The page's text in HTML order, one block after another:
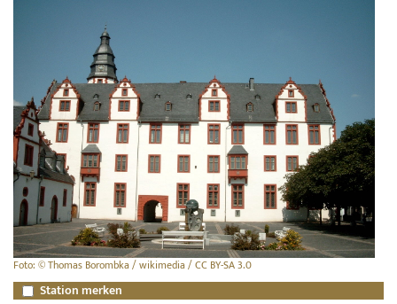
Foto: © Thomas Borombka / wikimedia / CC BY-SA 3.0
Station merken